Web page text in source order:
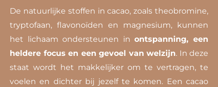
De natuurlijke stoffen in cacao, zoals theobromine,
tryptofaan, flavonoïden en magnesium, kunnen
het lichaam ondersteunen inontspanning, een
heldere focus en een gevoel van welzijn. In deze
staat wordt het makkelijker om te vertragen, te
voelen en dichter bij jezelf te komen. Een cacao